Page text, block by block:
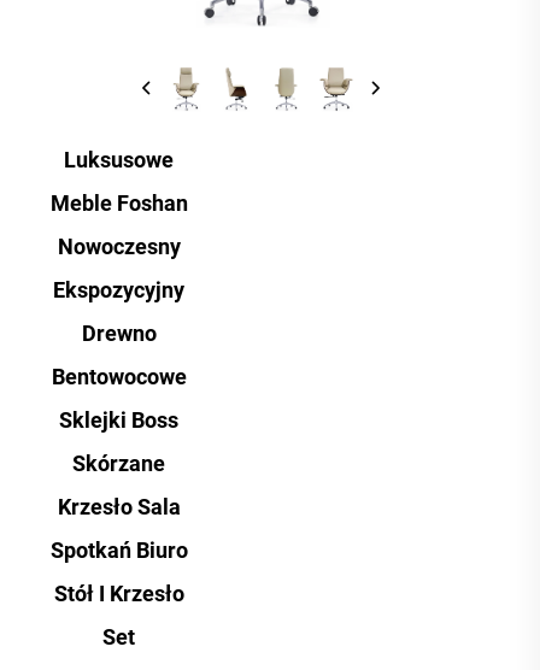
Luksusowe
Meble Foshan
Nowoczesny
Ekspozycyjny
Drewno
Bentowocowe
Sklejki Boss
Skórzane
Krzesło Sala
Spotkań Biuro
Stół I Krzesło
Set